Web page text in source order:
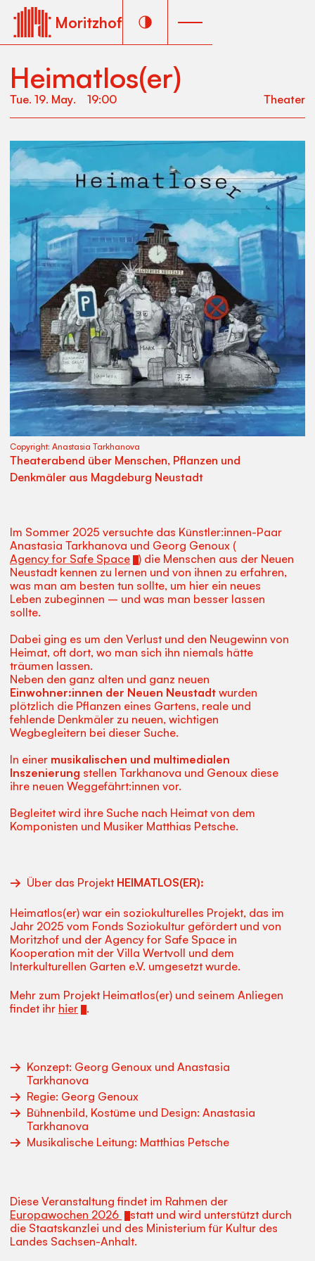
Moritzhof
Heimatlos(er)
Tue. 19. May. 19:00 Theater
Theaterabend über Menschen, Pflanzen und
Denkmäler aus Magdeburg Neustadt
Im Sommer 2025 versuchte das Künstler:innen-Paar
Anastasia Tarkhanova und Georg Genoux (
Agency for Safe Space ) die Menschen aus der Neuen
Neustadt kennen zu lernen und von ihnen zu erfahren,
was man am besten tun sollte, um hier ein neues
Leben zubeginnen – und was man besser lassen
sollte.
Dabei ging es um den Verlust und den Neugewinn von
Heimat, oft dort, wo man sich ihn niemals hätte
träumen lassen.
Neben den ganz alten und ganz neuen
Einwohner:innen der Neuen Neustadt wurden
plötzlich die Pflanzen eines Gartens, reale und
fehlende Denkmäler zu neuen, wichtigen
Wegbegleitern bei dieser Suche.
In einer musikalischen und multimedialen
Inszenierung stellen Tarkhanova und Genoux diese
ihre neuen Weggefährt:innen vor.
Begleitet wird ihre Suche nach Heimat von dem
Komponisten und Musiker Matthias Petsche.
Über das Projekt HEIMATLOS(ER):
Heimatlos(er) war ein soziokulturelles Projekt, das im
Jahr 2025 vom Fonds Soziokultur gefördert und von
Moritzhof und der Agency for Safe Space in
Kooperation mit der Villa Wertvoll und dem
Interkulturellen Garten e.V. umgesetzt wurde.
Mehr zum Projekt Heimatlos(er) und seinem Anliegen
findet ihr hier .
Konzept: Georg Genoux und Anastasia
Tarkhanova
Regie: Georg Genoux
Bühnenbild, Kostüme und Design: Anastasia
Tarkhanova
Musikalische Leitung: Matthias Petsche
Diese Veranstaltung findet im Rahmen der
Europawochen 2026
statt und wird unterstützt durch
die Staatskanzlei und des Ministerium für Kultur des
Landes Sachsen-Anhalt.
Copyright: Anastasia Tarkhanova